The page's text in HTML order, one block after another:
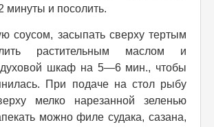
минуты и посолить.
соусом, засыпать сверху тертым
растительным маслом и
духовой шкаф на 5—6 мин., чтобы
При подаче на стол рыбу
мелко нарезанной зеленью
можно филе судака, сазана,